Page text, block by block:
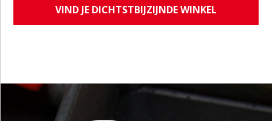
VIND JE DICHTSTBIJZIJNDE WINKEL